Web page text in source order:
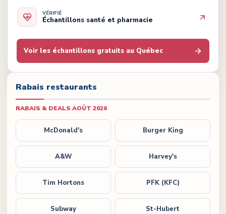
VÉRIFIÉ
Échantillons santé et pharmacie
Voir les échantillons gratuits au Québec
Rabais restaurants
RABAIS & DEALS AOÛT 2026
McDonald's Burger King
A&W Harvey's
Tim Hortons PFK (KFC)
Subway St-Hubert